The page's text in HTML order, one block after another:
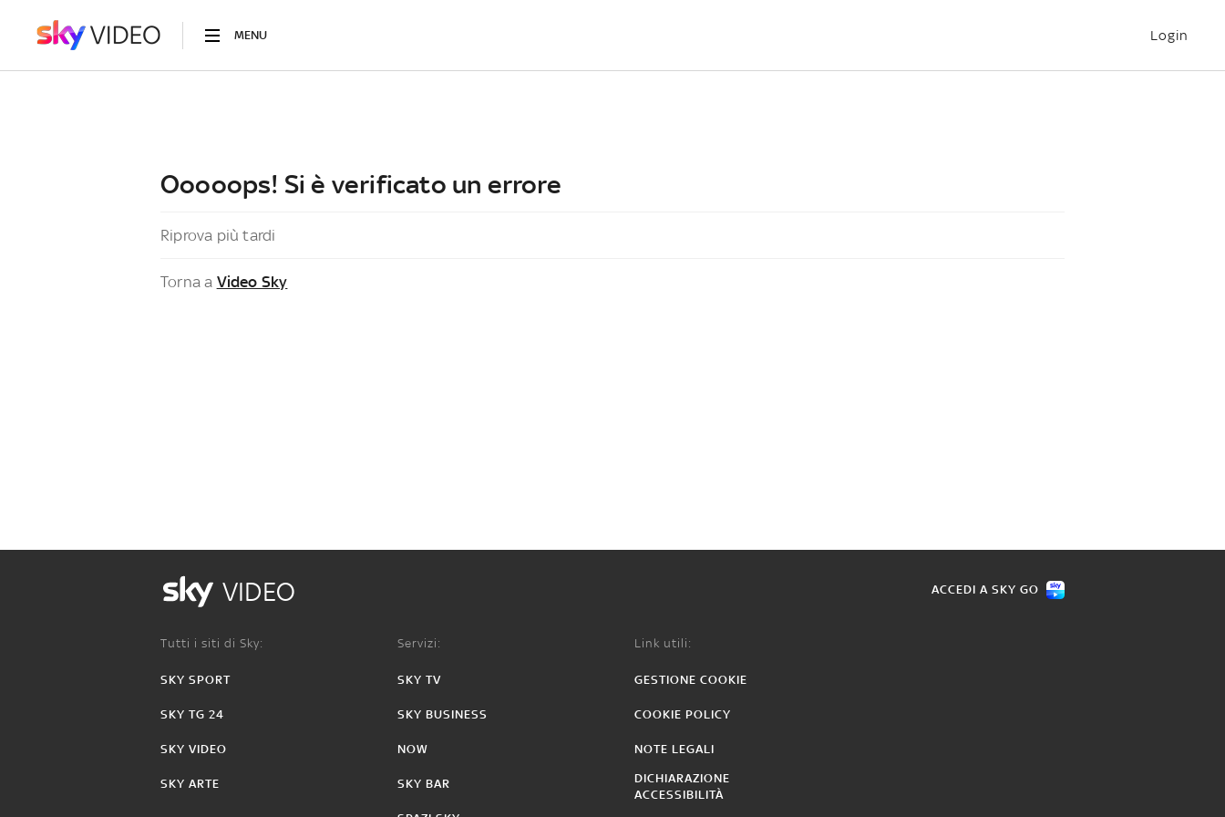
MENU Login
Ooooops! Si è verificato un errore
Riprova più tardi
Torna a Video Sky
VIDEO ACCEDI A SKY GO
Tutti i siti di Sky:
SKY SPORT
SKY TG 24
SKY VIDEO
SKY ARTE
Servizi:
SKY TV
SKY BUSINESS
NOW
SKY BAR
Link utili:
GESTIONE COOKIE
COOKIE POLICY
NOTE LEGALI
DICHIARAZIONE
ACCESSIBILITÀ